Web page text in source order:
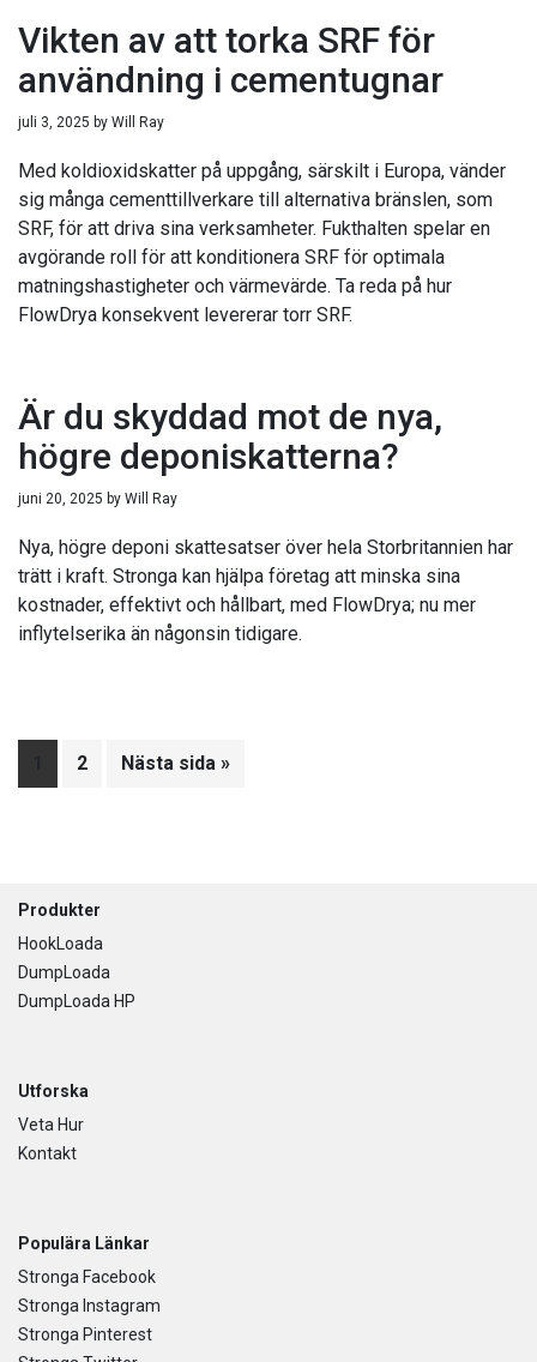
Vikten av att torka SRF för
användning i cementugnar
juli 3, 2025 by Will Ray
Med koldioxidskatter på uppgång, särskilt i Europa, vänder
sig många cementtillverkare till alternativa bränslen, som
SRF, för att driva sina verksamheter. Fukthalten spelar en
avgörande roll för att konditionera SRF för optimala
matningshastigheter och värmevärde. Ta reda på hur
FlowDrya konsekvent levererar torr SRF.
Är du skyddad mot de nya,
högre deponiskatterna?
juni 20, 2025 by Will Ray
Nya, högre deponi skattesatser över hela Storbritannien har
trätt i kraft. Stronga kan hjälpa företag att minska sina
kostnader, effektivt och hållbart, med FlowDrya; nu mer
inflytelserika än någonsin tidigare.
Sida
2
Go
Nästa sida »
Footer
Produkter
HookLoada
DumpLoada
DumpLoada HP
Utforska
Veta Hur
Kontakt
Populära Länkar
Stronga Facebook
Stronga Instagram
Stronga Pinterest